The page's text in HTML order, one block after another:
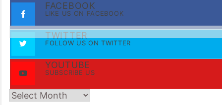
FACEBOOK
LIKE US ON FACEBOOK
TWITTER
FOLLOW US ON TWITTER
YOUTUBE
SUBSCRIBE US
Archives